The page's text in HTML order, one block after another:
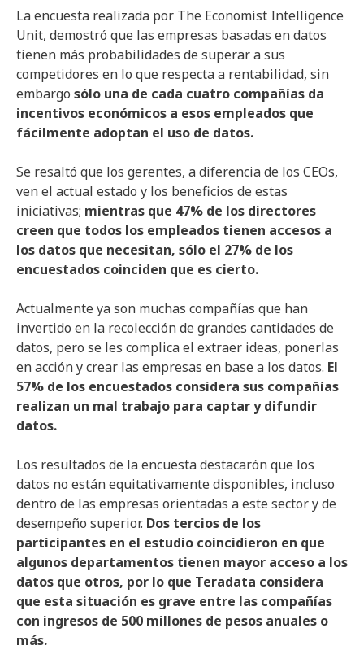
La encuesta realizada por The Economist Intelligence
Unit, demostró que las empresas basadas en datos
tienen más probabilidades de superar a sus
competidores en lo que respecta a rentabilidad, sin
embargo sólo una de cada cuatro compañías da
incentivos económicos a esos empleados que
fácilmente adoptan el uso de datos.
Se resaltó que los gerentes, a diferencia de los CEOs,
ven el actual estado y los beneficios de estas
iniciativas; mientras que 47% de los directores
creen que todos los empleados tienen accesos a
los datos que necesitan, sólo el 27% de los
encuestados coinciden que es cierto.
Actualmente ya son muchas compañías que han
invertido en la recolección de grandes cantidades de
datos, pero se les complica el extraer ideas, ponerlas
en acción y crear las empresas en base a los datos. El
57% de los encuestados considera sus compañías
realizan un mal trabajo para captar y difundir
datos.
Los resultados de la encuesta destacarón que los
datos no están equitativamente disponibles, incluso
dentro de las empresas orientadas a este sector y de
desempeño superior. Dos tercios de los
participantes en el estudio coincidieron en que
algunos departamentos tienen mayor acceso a los
datos que otros, por lo que Teradata considera
que esta situación es grave entre las compañías
con ingresos de 500 millones de pesos anuales o
más.